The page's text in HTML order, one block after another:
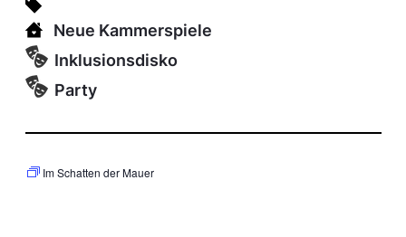
Neue Kammerspiele
Inklusionsdisko
Party
Im Schatten der Mauer